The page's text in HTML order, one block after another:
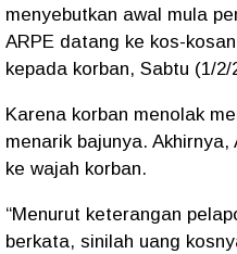
menyebutkan awal mula
ARPE datang ke kos-
kepada korban, Sabtu (1/
Karena korban menolak
menarik bajunya. Akhirnya,
ke wajah korban.
“Menurut keterangan
berkata, sinilah uang